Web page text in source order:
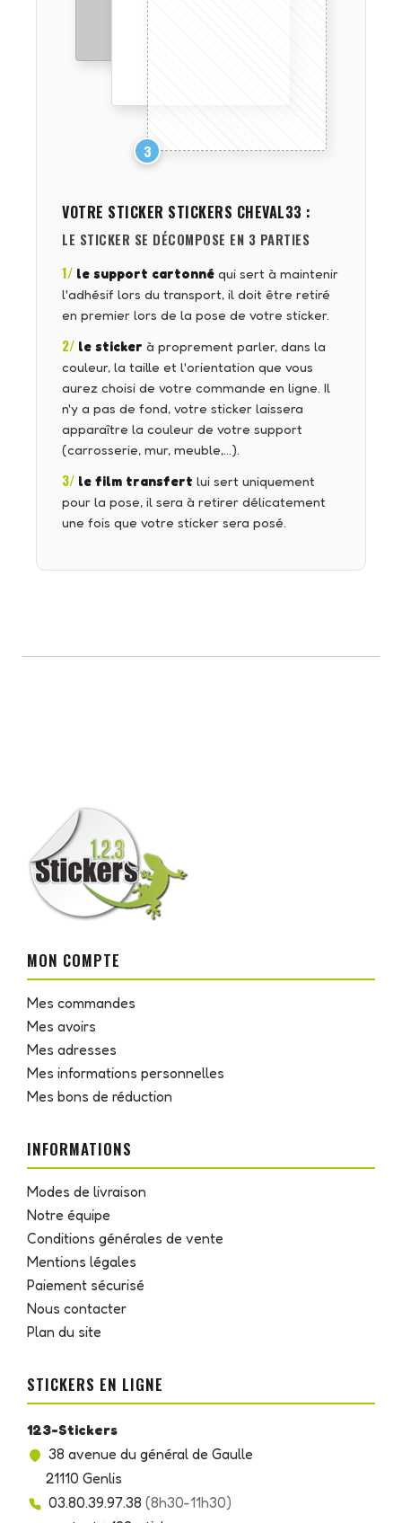
3
VOTRE STICKER STICKERS CHEVAL33 :
LE STICKER SE DÉCOMPOSE EN 3 PARTIES
1/ le support cartonné qui sert à maintenir
l'adhésif lors du transport, il doit être retiré
en premier lors de la pose de votre sticker.
2/ le sticker à proprement parler, dans la
couleur, la taille et l'orientation que vous
aurez choisi de votre commande en ligne. Il
n'y a pas de fond, votre sticker laissera
apparaître la couleur de votre support
(carrosserie, mur, meuble,…).
3/ le film transfert lui sert uniquement
pour la pose, il sera à retirer délicatement
une fois que votre sticker sera posé.
MON COMPTE
Mes commandes
Mes avoirs
Mes adresses
Mes informations personnelles
Mes bons de réduction
INFORMATIONS
Modes de livraison
Notre équipe
Conditions générales de vente
Mentions légales
Paiement sécurisé
Nous contacter
Plan du site
STICKERS EN LIGNE
123-Stickers
38 avenue du général de Gaulle
21110 Genlis
03.80.39.97.38 (8h30-11h30)